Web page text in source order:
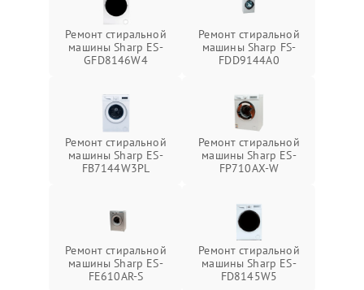
Ремонт стиральной
машины Sharp ES-
GFD8146W4
Ремонт стиральной
машины Sharp FS-
FDD9144A0
Ремонт стиральной
машины Sharp ES-
FB7144W3PL
Ремонт стиральной
машины Sharp ES-
FP710AX-W
Ремонт стиральной
машины Sharp ES-
FE610AR-S
Ремонт стиральной
машины Sharp ES-
FD8145W5